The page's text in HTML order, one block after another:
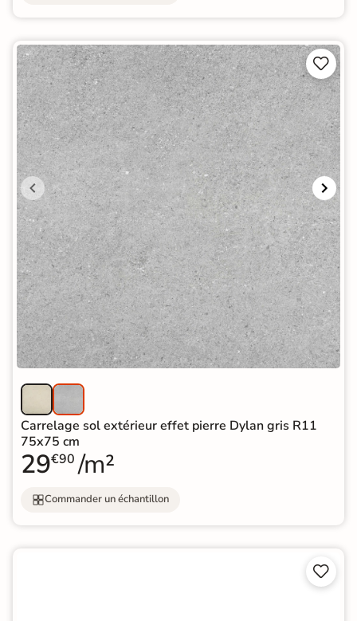


Carrelage sol extérieur effet pierre Dylan gris R11
75x75 cm
29€90 /m²
Commander un échantillon

